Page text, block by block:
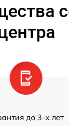
до 3-х лет